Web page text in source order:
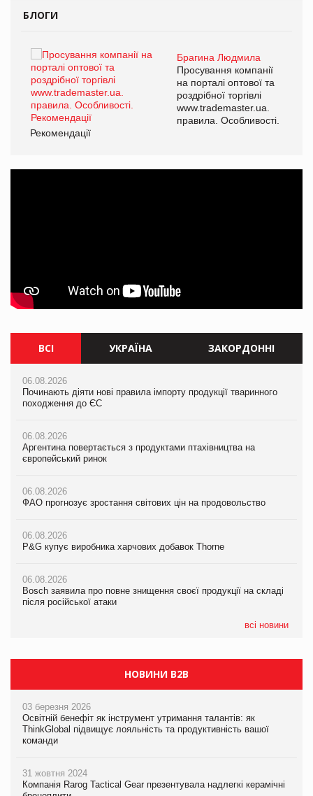
БЛОГИ
Брагина Людмила
Просування компанії
на порталі оптової та
роздрібної торгівлі
www.trademaster.ua.
правила. Особливості.
Рекомендації
ВСІ УКРАЇНА ЗАКОРДОННІ
06.08.2026
Починають діяти нові правила імпорту продукції тваринного
походження до ЄС
06.08.2026
Аргентина повертається з продуктами птахівництва на
європейський ринок
06.08.2026
ФАО прогнозує зростання світових цін на продовольство
06.08.2026
P&G купує виробника харчових добавок Thorne
06.08.2026
Bosch заявила про повне знищення своєї продукції на складі
після російської атаки
всі новини
06.08.2026
Починають діяти нові правила імпорту продукції тваринного
походження до ЄС
06.08.2026
Аргентина повертається з продуктами птахівництва на
європейський ринок
06.08.2026
ФАО прогнозує зростання світових цін на продовольство
06.08.2026
P&G купує виробника харчових добавок Thorne
06.08.2026
Bosch заявила про повне знищення своєї продукції на складі
після російської атаки
06.08.2026
Починають діяти нові правила імпорту продукції тваринного
походження до ЄС
06.08.2026
Аргентина повертається з продуктами птахівництва на
європейський ринок
06.08.2026
ФАО прогнозує зростання світових цін на продовольство
06.08.2026
P&G купує виробника харчових добавок Thorne
06.08.2026
Bosch заявила про повне знищення своєї продукції на складі
після російської атаки
НОВИНИ B2B
03 березня 2026
Освітній бенефіт як інструмент утримання талантів: як
ThinkGlobal підвищує лояльність та продуктивність вашої
команди
31 жовтня 2024
Компанія Rarog Tactical Gear презентувала надлегкі керамічні